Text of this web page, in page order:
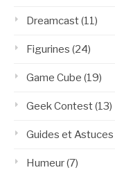
Dreamcast(11)
Figurines (24)
Game Cube (19)
Geek Contest(13)
Guides et Astuces
Humeur(7)